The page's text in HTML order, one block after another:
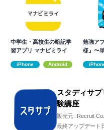
中学生・高校生の暗記学
習アプリ マナビミライ
iPhone Android
勉強ア
様』〜
スタディサ
験講座
販売元: Recruit
最終アップデート